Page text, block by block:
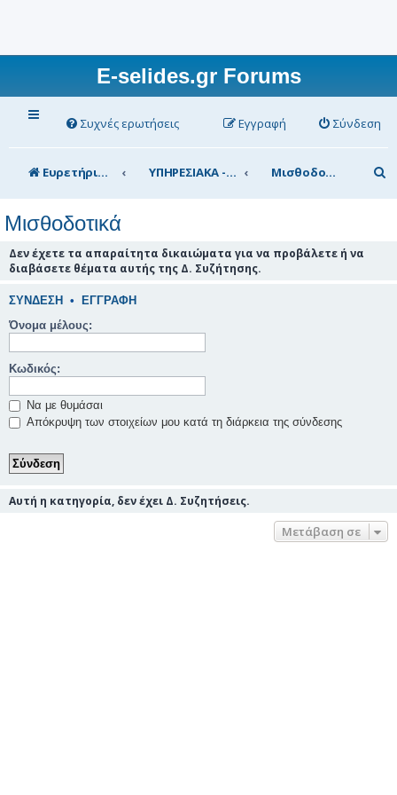
E-selides.gr Forums
Συχνές ερωτήσεις Σύνδεση
Εγγραφή
Ευρετήριο Δ. Συζήτησης ΥΠΗΡΕΣΙΑΚΑ - ΣΥΖΗΤΗΣΕΙΣ (για τα μέλη) Μισθοδοτικά
ν
Μισθοδοτικά
Δεν έχετε τα απαραίτητα δικαιώματα για να προβάλετε ή να
διαβάσετε θέματα αυτής της Δ. Συζήτησης.
ΣΎΝΔΕΣΗ • ΕΓΓΡΑΦΉ
Όνομα μέλους:
Κωδικός:
Να με θυμάσαι
Απόκρυψη των στοιχείων μου κατά τη διάρκεια της σύνδεσης
Αυτή η κατηγορία, δεν έχει Δ. Συζητήσεις.
Μετάβαση σε